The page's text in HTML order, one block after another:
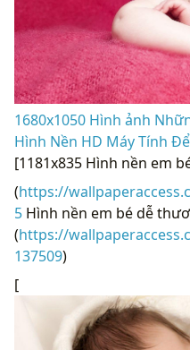
1680x1050 Hình ảnh
Hình Nền HD Máy Tính
[1181x835 Hình nền em
(https://
5 Hình nền em bé dễ
(https://
137509)
[